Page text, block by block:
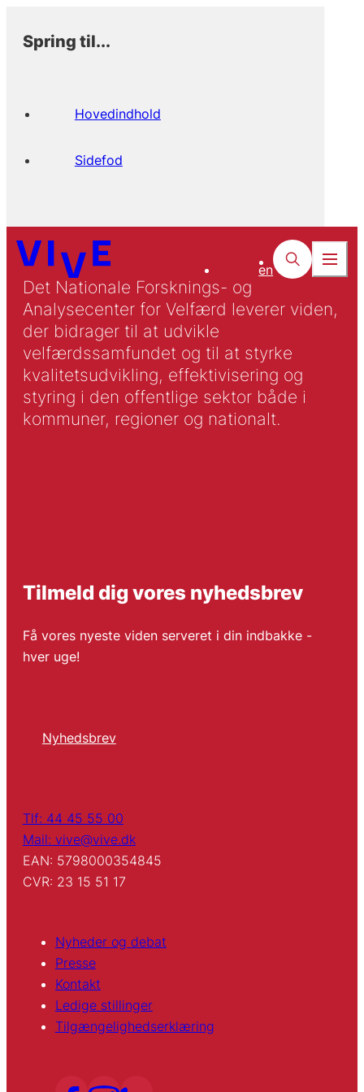
Spring til...
Hovedindhold
Sidefod
en
Det Nationale Forsknings- og
Analysecenter for Velfærd leverer viden,
der bidrager til at udvikle
velfærdssamfundet og til at styrke
kvalitetsudvikling, effektivisering og
styring i den offentlige sektor både i
kommuner, regioner og nationalt.
Tilmeld dig vores nyhedsbrev
Få vores nyeste viden serveret i din indbakke -
hver uge!
Nyhedsbrev
Tlf: 44 45 55 00
Mail: vive@vive.dk
EAN: 5798000354845
CVR: 23 15 51 17
Nyheder og debat
Presse
Kontakt
Ledige stillinger
Tilgængelighedserklæring